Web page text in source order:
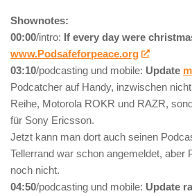
Shownotes:
00:00/intro: If every day were
www.Podsafeforpeace.org
03:10/podcasting und mobile: Update
Podcatcher auf Handy, inzwischen
Reihe, Motorola ROKR und RAZR,
für Sony Ericsson.
Jetzt kann man dort auch seinen
Tellerrand war schon angemeldet, aber
noch nicht.
04:50/podcasting und mobile: Update